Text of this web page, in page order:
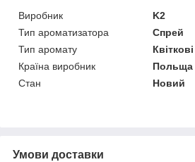
Виробник
K2
Тип ароматизатора
Спрей
Тип аромату
Квіткові
Країна виробник
Польща
Стан
Новий
Умови доставки